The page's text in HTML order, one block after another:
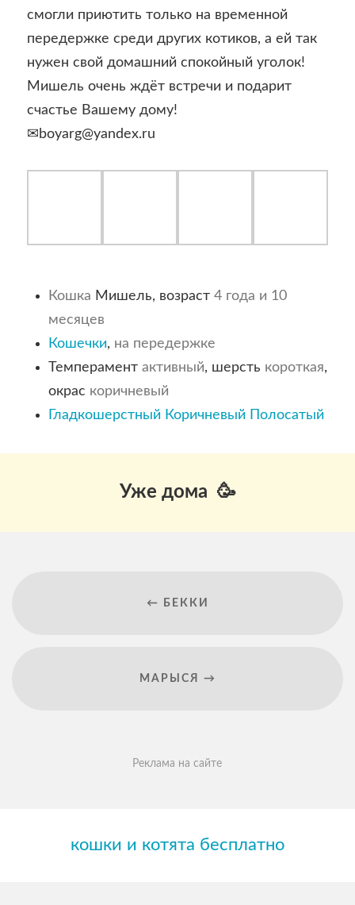
смогли приютить только на временной
передержке среди других котиков, а ей так
нужен свой домашний спокойный уголок!
Мишель очень ждёт встречи и подарит
счастье Вашему дому!
✉boyarg@yandex.ru
Кошка Мишель, возраст 4 года и 10
месяцев
Кошечки, на передержке
Темперамент активный, шерсть короткая,
окрас коричневый
Гладкошерстный Коричневый Полосатый
Уже дома 🥳
← БЕККИ
МАРЫСЯ →
Реклама на сайте
кошки и котята бесплатно